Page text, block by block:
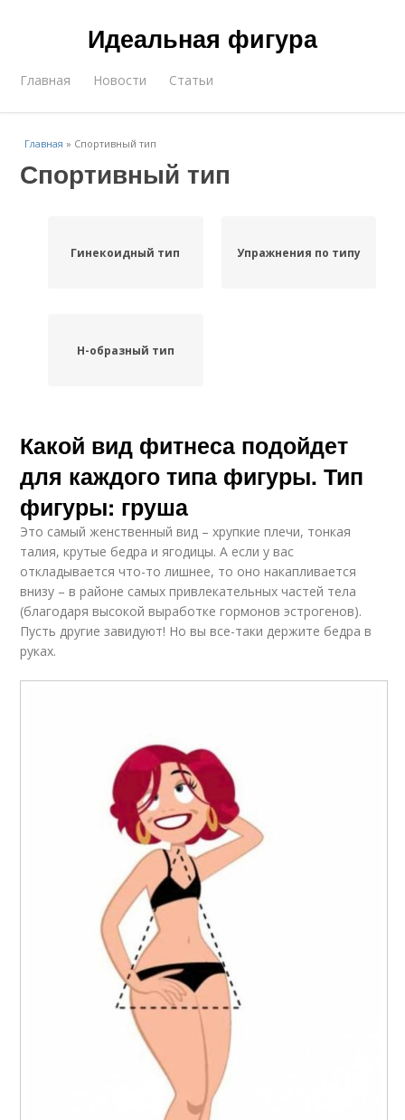
Идеальная фигура
Главная Новости Статьи
Главная » Спортивный тип
Спортивный тип
Гинекоидный тип Упражнения по типу
Н-образный тип
Какой вид фитнеса подойдет
для каждого типа фигуры. Тип
фигуры: груша
Это самый женственный вид – хрупкие плечи, тонкая
талия, крутые бедра и ягодицы. А если у вас
откладывается что-то лишнее, то оно накапливается
внизу – в районе самых привлекательных частей тела
(благодаря высокой выработке гормонов эстрогенов).
Пусть другие завидуют! Но вы все-таки держите бедра в
руках.